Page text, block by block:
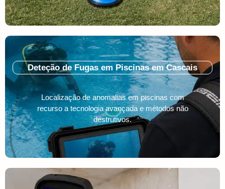
Deteção de Fugas em Piscinas em Cascais
Localização de anomalias em piscinas com
recurso a tecnologia avançada e métodos não
destrutivos.